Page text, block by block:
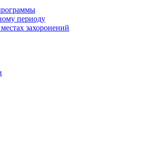
периоду
захоронений